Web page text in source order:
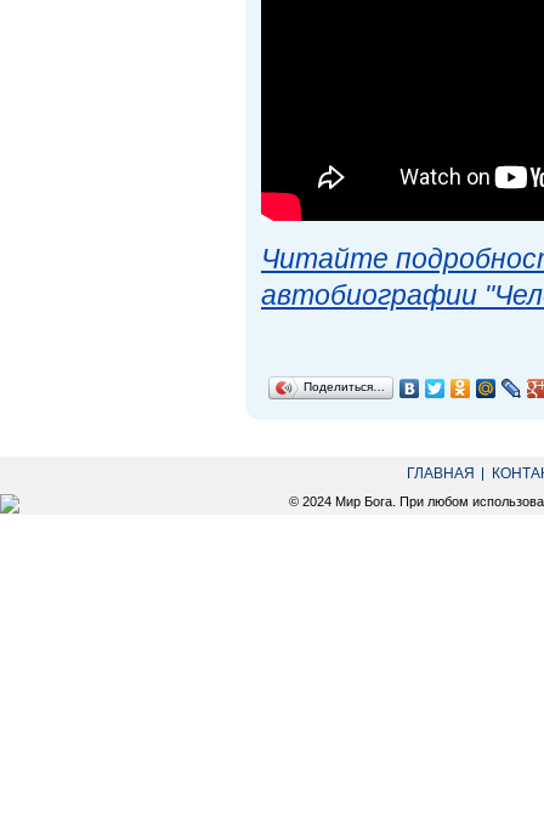
Читайте
автобиографии
Поделиться…
ГЛАВНАЯ
© 2024 Мир Бога. При любом